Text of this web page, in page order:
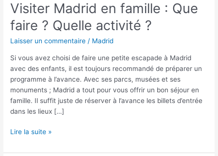
Visiter Madrid en famille : Que
faire ? Quelle activité ?
Laisser un commentaire / Madrid
Si vous avez choisi de faire une petite escapade à Madrid
avec des enfants, il est toujours recommandé de préparer un
programme à l’avance. Avec ses parcs, musées et ses
monuments ; Madrid a tout pour vous offrir un bon séjour en
famille. Il suffit juste de réserver à l’avance les billets d’entrée
dans les lieux […]
Lire la suite »